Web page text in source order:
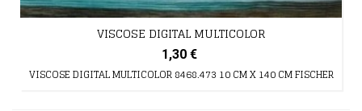
VISCOSE DIGITAL MULTICOLOR
1,30 €
VISCOSE DIGITAL MULTICOLOR 8468.473 10 CM X 140 CM FISCHER